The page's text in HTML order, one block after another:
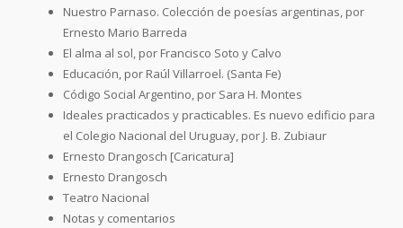
Nuestro Parnaso. Colección de poesías argentinas, por
Ernesto Mario Barreda
El alma al sol, por Francisco Soto y Calvo
Educación, por Raúl Villarroel. (Santa Fe)
Código Social Argentino, por Sara H. Montes
Ideales practicados y practicables. Es nuevo edificio para
el Colegio Nacional del Uruguay, por J. B. Zubiaur
Ernesto Drangosch [Caricatura]
Ernesto Drangosch
Teatro Nacional
Notas y comentarios